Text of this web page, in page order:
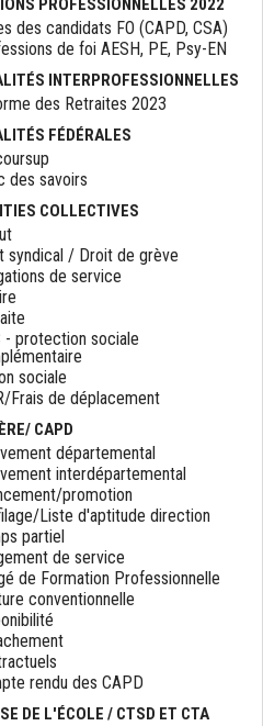
PROFESSIONNELLES 2022
des candidats FO (CAPD, CSA)
de foi AESH, PE, Psy-EN
INTERPROFESSIONNELLES
des Retraites 2023
FÉDÉRALES
des savoirs
COLLECTIVES
syndical / Droit de grève
de service
- protection sociale
sociale
Frais de déplacement
CAPD
départemental
interdépartemental
promotion
Liste d'aptitude direction
partiel
de service
de Formation Professionnelle
conventionnelle
rendu des CAPD
DE L'ÉCOLE / CTSD ET CTA